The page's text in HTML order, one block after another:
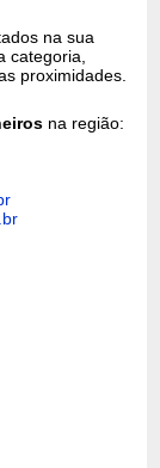
na sua
categoria,
proximidades.
na região: